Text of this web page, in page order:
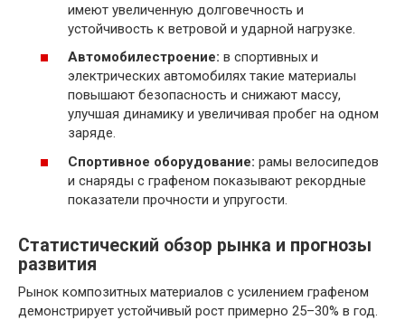
имеют увеличенную долговечность и
устойчивость к ветровой и ударной нагрузке.
Автомобилестроение: в спортивных и
электрических автомобилях такие материалы
повышают безопасность и снижают массу,
улучшая динамику и увеличивая пробег на одном
заряде.
Спортивное оборудование: рамы велосипедов
и снаряды с графеном показывают рекордные
показатели прочности и упругости.
Статистический обзор рынка и прогнозы
развития
Рынок композитных материалов с усилением графеном
демонстрирует устойчивый рост примерно 25–30% в год.